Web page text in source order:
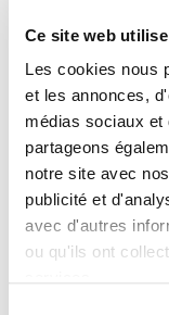
Ce site web
Les cookies nous
et les annonces,
médias sociaux et
partageons
notre site avec
publicité et
avec d'autres
ou qu'ils ont
AUDREY